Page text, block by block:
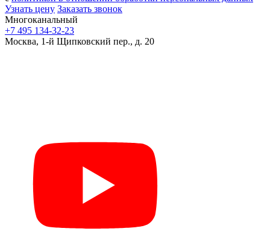
Узнать цену Заказать звонок
Многоканальный
+7 495 134-32-23
Москва, 1-й Щипковский пер., д. 20